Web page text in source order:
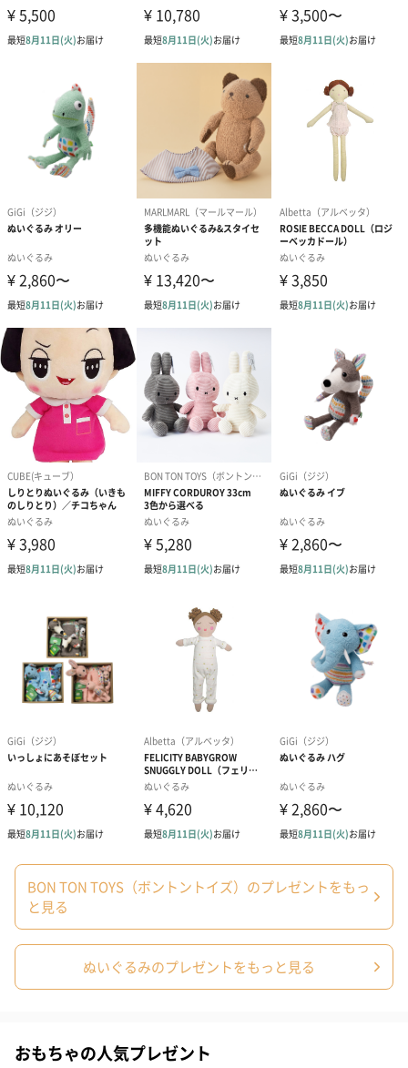
結婚祝い（御結婚御
祝）（110円）
出産祝い（御出産御
祝）（110円）
内祝い_蝶結
生花のブーケを同梱します。
※9-15時にご注文いただく場合、最短のお届け可能日が通常より
も1日遅くなります。
シーズンブーケ（ひま
わり）（1,880円）
ーン）（1,650円）
ブーケ（ピン
（1,650円）
ドライフラワー・プリザーブドフラワー
自然のお花で作ったドライフラワー・プリザーブドフラワーを同
梱します。
一部花材が写真と異なる場合がございます。予めご了承くださ
い。パッケージに入れてお届けします。
プリザーブドフラワー
（2,580円）
プリザーブドフラワー
（2,580円）
アミュレット
紅茶・コーヒー・スイーツ
紅茶・コーヒー・スイーツを同梱してお届けいたします。ギフト
BIRTHDAY TO YOU）
（660円）
BON TON TOYS（ボントントイズ）のプレゼントをもっ
と見る
ぬいぐるみのプレゼントをもっと見る
おもちゃの人気プレゼント